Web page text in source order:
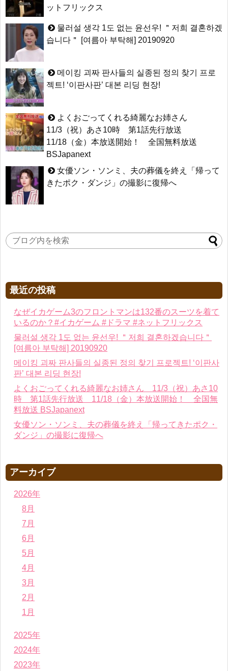
ットフリックス
물러설 생각 1도 없는 윤선우! ＂저희 결혼하겠
습니다＂ [여름아 부탁해] 20190920
메이킹 괴짜 판사들의 실종된 정의 찾기 프로
젝트! ‘이판사판’ 대본 리딩 현장!
よくおごってくれる綺麗なお姉さん
11/3（祝）あさ10時 第1話先行放送
11/18（金）本放送開始！ 全国無料放送
BSJapanext
女優ソン・ソンミ、夫の葬儀を終え「帰って
きたポク・ダンジ」の撮影に復帰へ
最近の投稿
なぜイカゲーム3のフロントマンは132番のスーツを着て
いるのか？#イカゲーム #ドラマ #ネットフリックス
물러설 생각 1도 없는 윤선우! ＂저희 결혼하겠습니다＂
[여름아 부탁해] 20190920
메이킹 괴짜 판사들의 실종된 정의 찾기 프로젝트! ‘이판사
판’ 대본 리딩 현장!
よくおごってくれる綺麗なお姉さん 11/3（祝）あさ10
時 第1話先行放送 11/18（金）本放送開始！ 全国無
料放送 BSJapanext
女優ソン・ソンミ、夫の葬儀を終え「帰ってきたポク・
ダンジ」の撮影に復帰へ
アーカイブ
2026年
8月
7月
6月
5月
4月
3月
2月
1月
2025年
2024年
2023年